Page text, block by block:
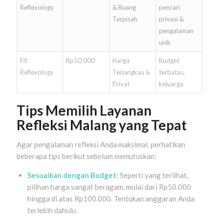
Reflexology
& Ruang
Terpisah
pencari
privasi &
pengalaman
unik
Fit
Reflexology
Rp50.000
Harga
Terjangkau &
Privat
Budget
terbatas,
keluarga
Tips Memilih Layanan
Refleksi Malang yang Tepat
Agar pengalaman refleksi Anda maksimal, perhatikan
beberapa tips berikut sebelum memutuskan:
Sesuaikan dengan Budget: Seperti yang terlihat,
pilihan harga sangat beragam, mulai dari Rp50.000
hingga di atas Rp100.000. Tentukan anggaran Anda
terlebih dahulu.